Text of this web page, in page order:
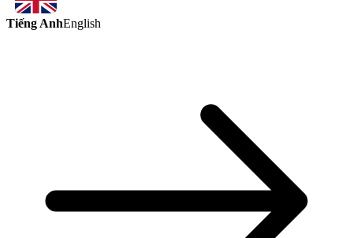
Tiếng AnhEnglish